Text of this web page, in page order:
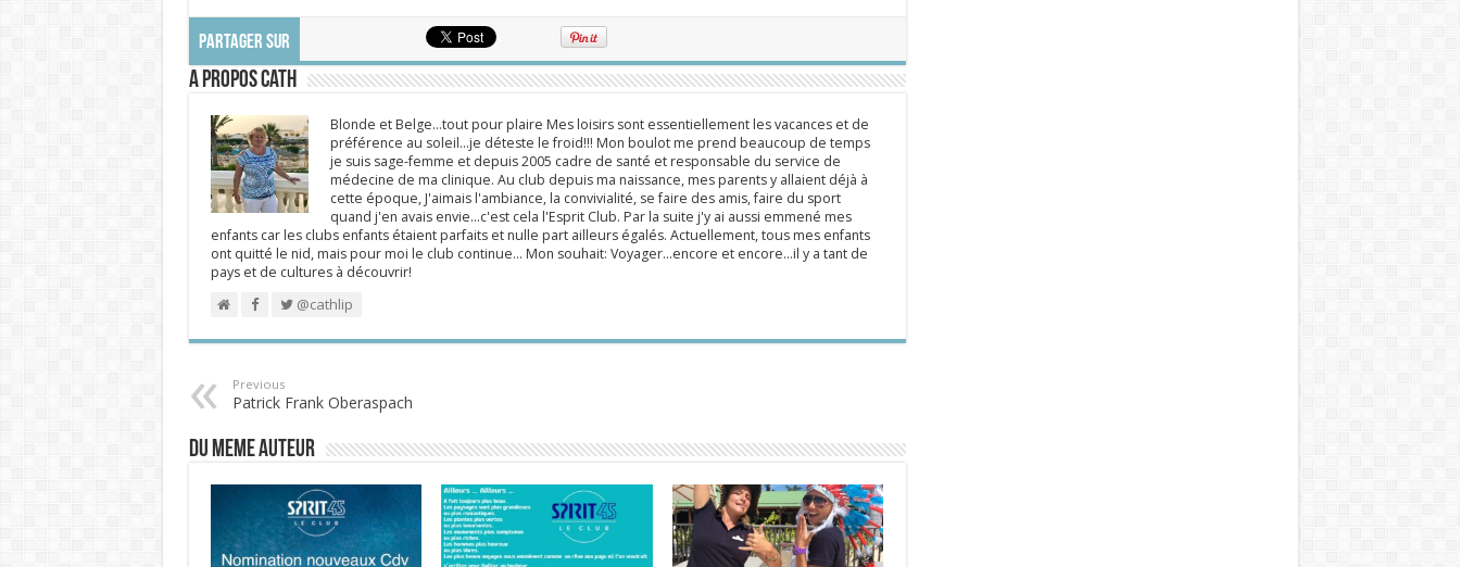
PARTAGER SUR
A propos Cath
Blonde et Belge...tout pour plaire Mes loisirs sont essentiellement les vacances et de
préférence au soleil...je déteste le froid!!! Mon boulot me prend beaucoup de temps
je suis sage-femme et depuis 2005 cadre de santé et responsable du service de
médecine de ma clinique. Au club depuis ma naissance, mes parents y allaient déjà à
cette époque, J'aimais l'ambiance, la convivialité, se faire des amis, faire du sport
quand j'en avais envie...c'est cela l'Esprit Club. Par la suite j'y ai aussi emmené mes
enfants car les clubs enfants étaient parfaits et nulle part ailleurs égalés. Actuellement, tous mes enfants
ont quitté le nid, mais pour moi le club continue... Mon souhait: Voyager...encore et encore...il y a tant de
pays et de cultures à découvrir!
@cathlip
Previous
Patrick Frank Oberaspach
DU MEME AUTEUR